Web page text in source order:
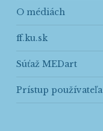
O médiách
ff.ku.sk
Súťaž MEDart
Prístup používateľa